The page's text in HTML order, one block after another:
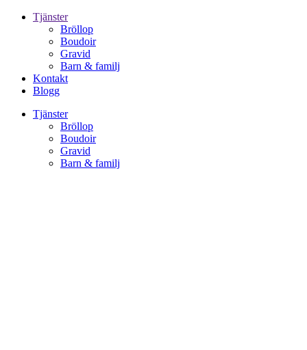
Tjänster
Bröllop
Boudoir
Gravid
Barn & familj
Kontakt
Blogg
Tjänster
Bröllop
Boudoir
Gravid
Barn & familj